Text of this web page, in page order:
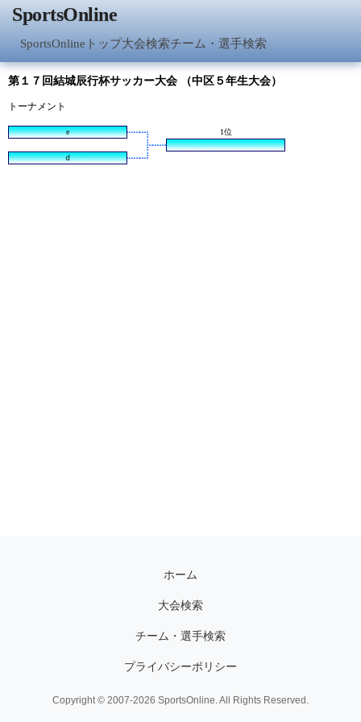
SportsOnline
SportsOnlineトップ大会検索チーム・選手検索
第１７回結城辰行杯サッカー大会 （中区５年生大会）
トーナメント
e 1位
ｄ
ホーム
大会検索
チーム・選手検索
プライバシーポリシー
Copyright © 2007-2026 SportsOnline. All Rights Reserved.